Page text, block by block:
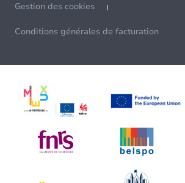
Gestion des cookies
Conditions générales de facturation